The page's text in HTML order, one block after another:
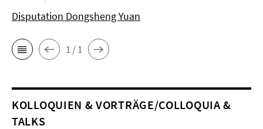
Disputation Dongsheng Yuan
1 / 1
KOL­LO­QUIEN & VORTRÄGE/COLLOQUIA &
TALKS